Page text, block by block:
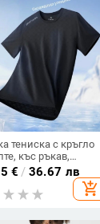
тениска с кръгло
къс ръкав,
ретро стил, тънка
материя,
дишаща,
€ / 36.67 лв
add_shopping_cart